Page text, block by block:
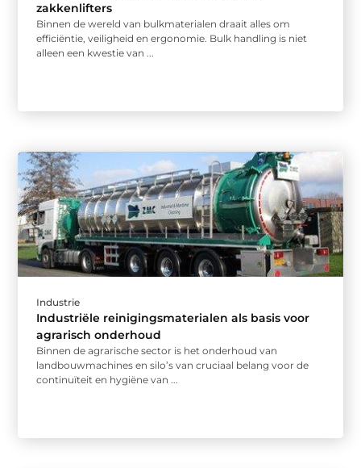
zakkenlifters
Binnen de wereld van bulkmaterialen draait alles om
efficiëntie, veiligheid en ergonomie. Bulk handling is niet
alleen een kwestie van ...
Industrie
Industriële reinigingsmaterialen als basis voor
agrarisch onderhoud
Binnen de agrarische sector is het onderhoud van
landbouwmachines en silo’s van cruciaal belang voor de
continuïteit en hygiëne van ...